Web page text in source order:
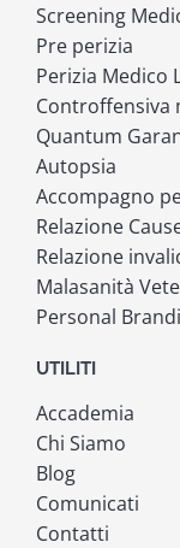
Screening
Pre perizia
Perizia Medico
Controffensiva
Quantum
Autopsia
Accompagno
Relazione
Relazione
Malasanità
Personal
UTILITI
Accademia
Chi Siamo
Blog
Comunicati
Contatti